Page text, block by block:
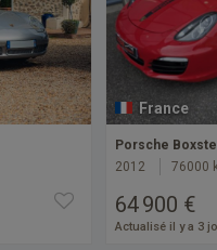
France
Porsche
2012
76000
64 900 €
Actualisé il y a 3